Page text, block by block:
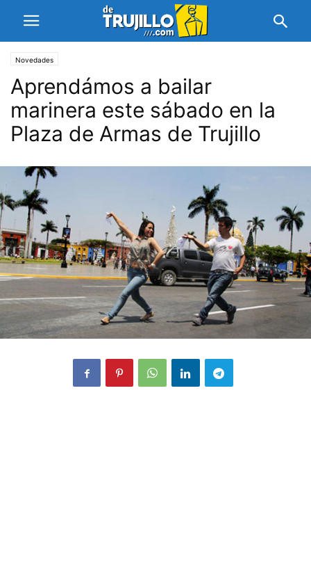
Novedades
Aprendámos a bailar
marinera este sábado en la
Plaza de Armas de Trujillo